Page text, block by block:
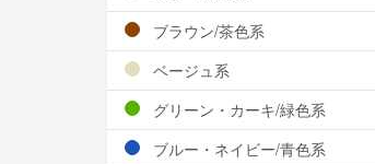
ブラウン/茶色系
ベージュ系
グリーン・カーキ/緑色系
ブルー・ネイビー/青色系